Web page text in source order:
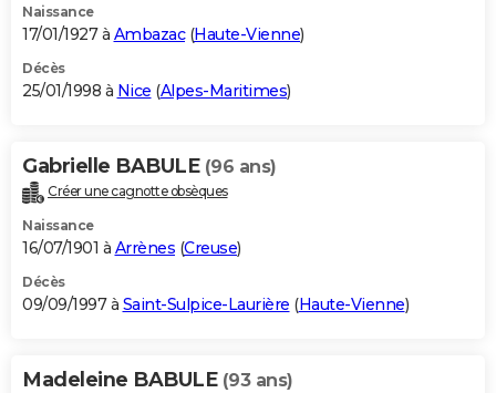
Naissance
17/01/1927 à Ambazac(Haute-Vienne)
Décès
25/01/1998 à Nice (Alpes-Maritimes)
Gabrielle BABULE (96 ans)
Créer une cagnotte obsèques
Naissance
16/07/1901 à Arrènes (Creuse)
Décès
09/09/1997 à Saint-Sulpice-Laurière (Haute-Vienne)
Madeleine BABULE (93 ans)